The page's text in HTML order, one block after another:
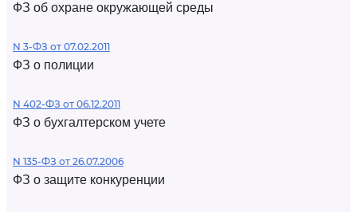
ФЗ об охране окружающей среды
N 3-ФЗ от 07.02.2011
ФЗ о полиции
N 402-ФЗ от 06.12.2011
ФЗ о бухгалтерском учете
N 135-ФЗ от 26.07.2006
ФЗ о защите конкуренции